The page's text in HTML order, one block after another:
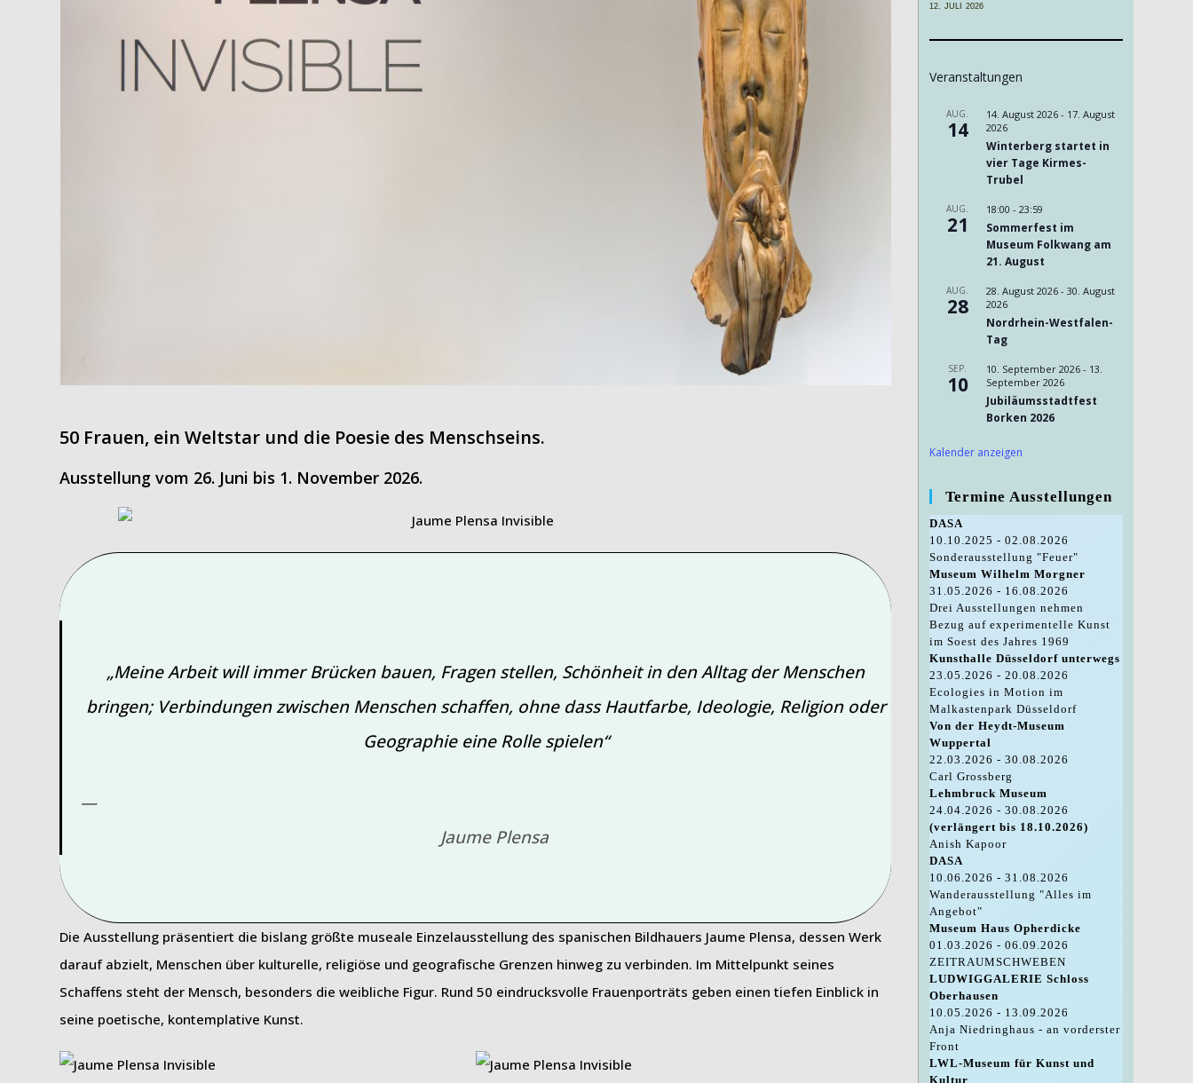
50 Frauen, ein Weltstar und die Poesie des Menschseins.
Ausstellung vom 26. Juni bis 1. November 2026.
„Meine Arbeit will immer Brücken bauen, Fragen stellen, Schönheit in den Alltag der Menschen
bringen; Verbindungen zwischen Menschen schaffen, ohne dass Hautfarbe, Ideologie, Religion oder
Geographie eine Rolle spielen“
Jaume Plensa
Die Ausstellung präsentiert die bislang größte museale Einzelausstellung des spanischen Bildhauers Jaume Plensa, dessen Werk
darauf abzielt, Menschen über kulturelle, religiöse und geografische Grenzen hinweg zu verbinden. Im Mittelpunkt seines
Schaffens steht der Mensch, besonders die weibliche Figur. Rund 50 eindrucksvolle Frauenporträts geben einen tiefen Einblick in
seine poetische, kontemplative Kunst.
12. JULI 2026
Veranstaltungen
AUG.
14
14. August 2026- 17. August
2026
Winterberg startet in
vier Tage Kirmes-
Trubel
AUG.
21
18:00 - 23:59
Sommerfest im
Museum Folkwang am
21. August
AUG.
28
28. August 2026- 30. August
2026
Nordrhein-Westfalen-
Tag
SEP.
10
10. September 2026- 13.
September 2026
Jubiläumsstadtfest
Borken 2026
Kalender anzeigen
Termine Ausstellungen
DASA
10.10.2025 - 02.08.2026
Sonderausstellung "Feuer"
Museum Wilhelm Morgner
31.05.2026 - 16.08.2026
Drei Ausstellungen nehmen
Bezug auf experimentelle Kunst
im Soest des Jahres 1969
Kunsthalle Düsseldorf unterwegs
23.05.2026 - 20.08.2026
Ecologies in Motion im
Malkastenpark Düsseldorf
Von der Heydt-Museum
Wuppertal
22.03.2026 - 30.08.2026
Carl Grossberg
Lehmbruck Museum
24.04.2026 - 30.08.2026
(verlängert bis 18.10.2026)
Anish Kapoor
DASA
10.06.2026 - 31.08.2026
Wanderausstellung "Alles im
Angebot"
Museum Haus Opherdicke
01.03.2026 - 06.09.2026
ZEITRAUMSCHWEBEN
LUDWIGGALERIE Schloss
Oberhausen
10.05.2026 - 13.09.2026
Anja Niedringhaus - an vorderster
Front
LWL-Museum für Kunst und
Kultur